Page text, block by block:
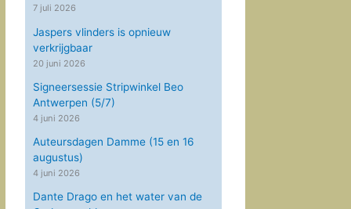
7 juli 2026
Jaspers vlinders is opnieuw
verkrijgbaar
20 juni 2026
Signeersessie Stripwinkel Beo
Antwerpen (5/7)
4 juni 2026
Auteursdagen Damme (15 en 16
augustus)
4 juni 2026
Dante Drago en het water van de